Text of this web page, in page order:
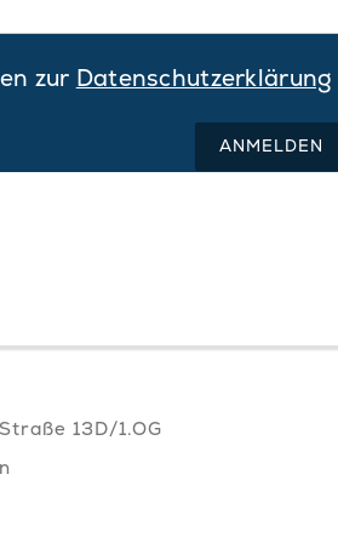
zur Datenschutzerklärung
ANMELDEN
13D/1.OG